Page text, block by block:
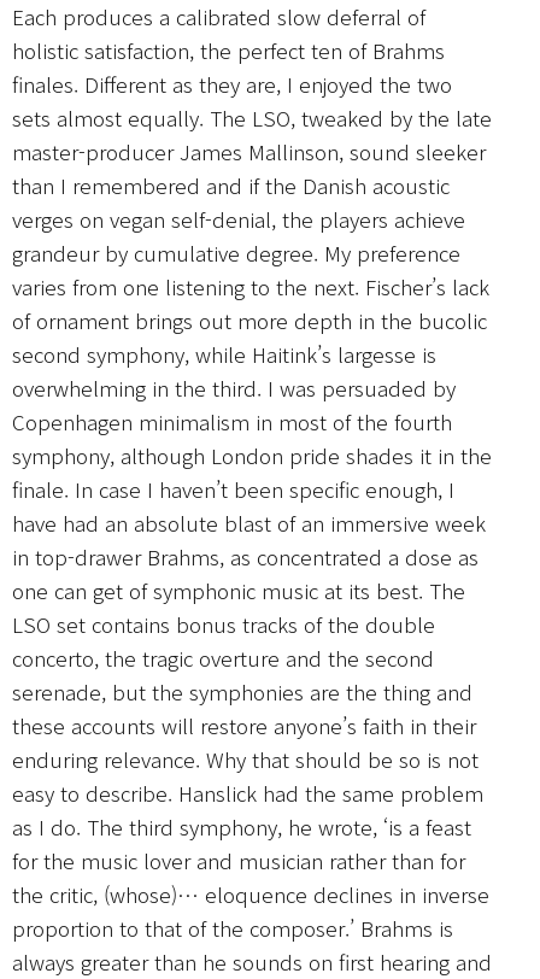
Each produces a calibrated slow deferral of
holistic satisfaction, the perfect ten of Brahms
finales. Different as they are, I enjoyed the two
sets almost equally. The LSO, tweaked by the late
master-producer James Mallinson, sound sleeker
than I remembered and if the Danish acoustic
verges on vegan self-denial, the players achieve
grandeur by cumulative degree. My preference
varies from one listening to the next. Fischer’s lack
of ornament brings out more depth in the bucolic
second symphony, while Haitink’s largesse is
overwhelming in the third. I was persuaded by
Copenhagen minimalism in most of the fourth
symphony, although London pride shades it in the
finale. In case I haven’t been specific enough, I
have had an absolute blast of an immersive week
in top-drawer Brahms, as concentrated a dose as
one can get of symphonic music at its best. The
LSO set contains bonus tracks of the double
concerto, the tragic overture and the second
serenade, but the symphonies are the thing and
these accounts will restore anyone’s faith in their
enduring relevance. Why that should be so is not
easy to describe. Hanslick had the same problem
as I do. The third symphony, he wrote, ‘is a feast
for the music lover and musician rather than for
the critic, (whose)… eloquence declines in inverse
proportion to that of the composer.’ Brahms is
always greater than he sounds on first hearing and